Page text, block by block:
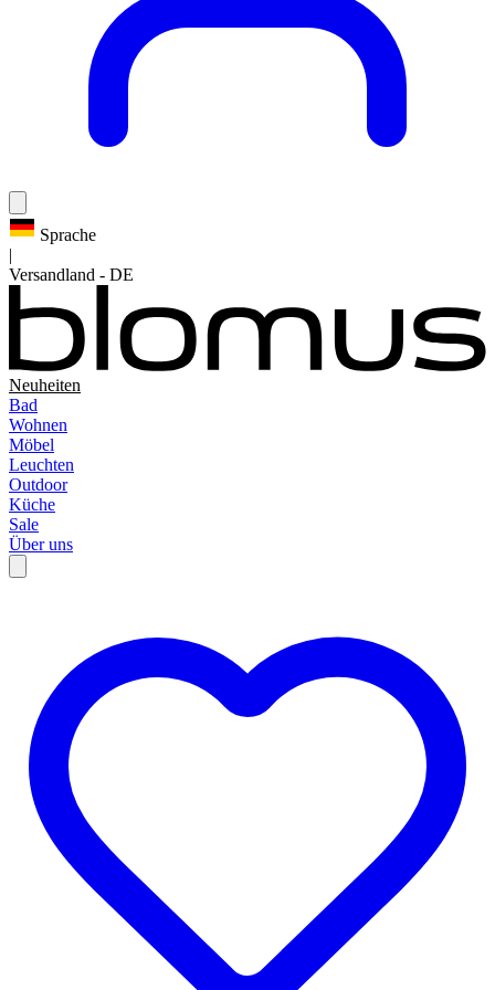
Sprache
|
Versandland - DE
Neuheiten
Bad
Wohnen
Möbel
Leuchten
Outdoor
Küche
Sale
Über uns